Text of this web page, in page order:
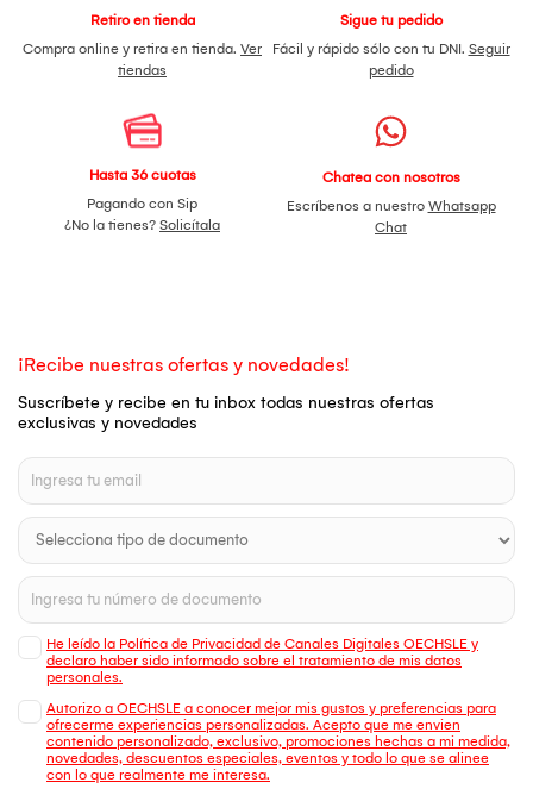
Retiro en tienda
Compra online y retira en tienda. Ver
tiendas
Sigue tu pedido
Fácil y rápido sólo con tu DNI. Seguir
pedido
Hasta 36 cuotas
Pagando con Sip
¿No la tienes? Solicítala
Chatea con nosotros
Escríbenos a nuestro Whatsapp
Chat
¡Recibe nuestras ofertas y novedades!
Suscríbete y recibe en tu inbox todas nuestras ofertas
exclusivas y novedades
He leído la Política de Privacidad de Canales Digitales OECHSLE y
declaro haber sido informado sobre el tratamiento de mis datos
personales.
Autorizo a OECHSLE a conocer mejor mis gustos y preferencias para
ofrecerme experiencias personalizadas. Acepto que me envien
contenido personalizado, exclusivo, promociones hechas a mi medida,
novedades, descuentos especiales, eventos y todo lo que se alinee
con lo que realmente me interesa.